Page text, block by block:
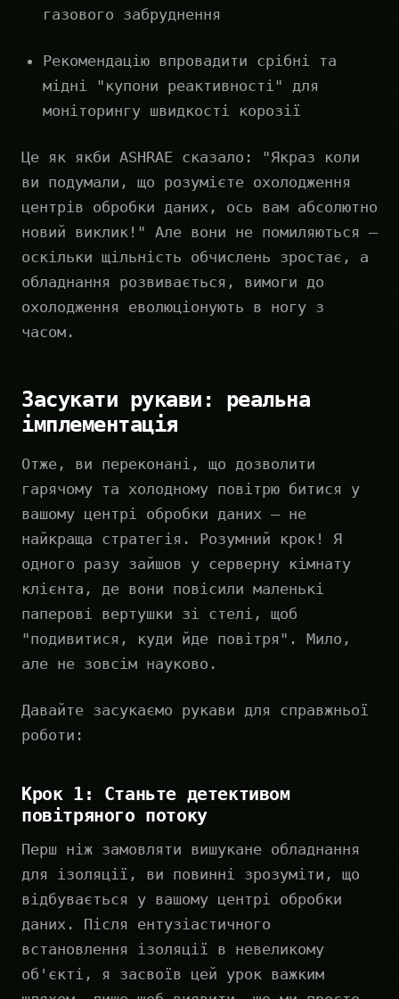
газового забруднення
Рекомендацію впровадити срібні та
мідні "купони реактивності" для
моніторингу швидкості корозії
Це як якби ASHRAE сказало: "Якраз коли
ви подумали, що розумієте охолодження
центрів обробки даних, ось вам абсолютно
новий виклик!" Але вони не помиляються —
оскільки щільність обчислень зростає, а
обладнання розвивається, вимоги до
охолодження еволюціонують в ногу з
часом.
Засукати рукави: реальна
імплементація
Отже, ви переконані, що дозволити
гарячому та холодному повітрю битися у
вашому центрі обробки даних — не
найкраща стратегія. Розумний крок! Я
одного разу зайшов у серверну кімнату
клієнта, де вони повісили маленькі
паперові вертушки зі стелі, щоб
"подивитися, куди йде повітря". Мило,
але не зовсім науково.
Давайте засукаємо рукави для справжньої
роботи:
Крок 1: Станьте детективом
повітряного потоку
Перш ніж замовляти вишукане обладнання
для ізоляції, ви повинні зрозуміти, що
відбувається у вашому центрі обробки
даних. Після ентузіастичного
встановлення ізоляції в невеликому
об'єкті, я засвоїв цей урок важким